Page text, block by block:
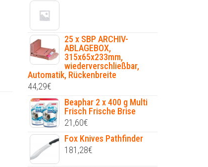
25 x SBP ARCHIV-
ABLAGEBOX,
315x65x233mm,
wiederverschließbar,
Automatik, Rückenbreite
44,29€
Beaphar 2 x 400 g Multi
Frisch Frische Brise
21,60€
Fox Knives Pathfinder
181,28€